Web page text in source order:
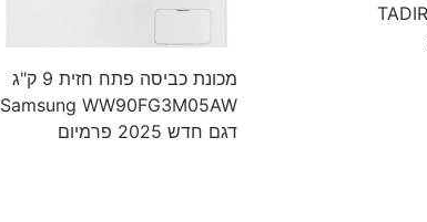
מכונת כביסה פתח חזית 9 ק"ג
Samsung WW90FG3M05AW
דגם חדש 2025 פרמיום